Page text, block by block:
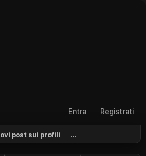
post sui profili ...
Entra Registrati